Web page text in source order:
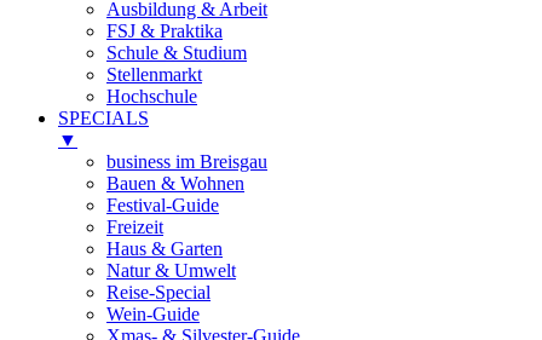
Ausbildung & Arbeit
FSJ & Praktika
Schule & Studium
Stellenmarkt
Hochschule
SPECIALS
▼
business im Breisgau
Bauen & Wohnen
Festival-Guide
Freizeit
Haus & Garten
Natur & Umwelt
Reise-Special
Wein-Guide